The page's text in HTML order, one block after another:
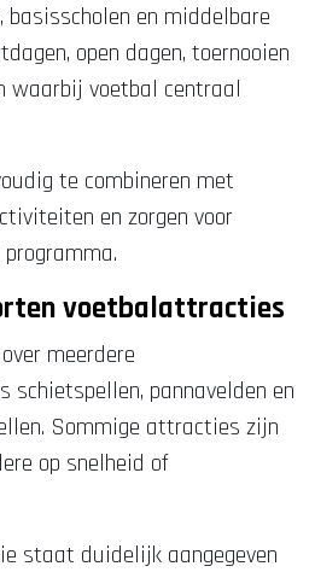
basisscholen en middelbare
open dagen, toernooien
waarbij voetbal centraal
te combineren met
en zorgen voor
voetbalattracties
meerdere
pannavelden en
Sommige attracties zijn
op snelheid of
staat duidelijk aangegeven